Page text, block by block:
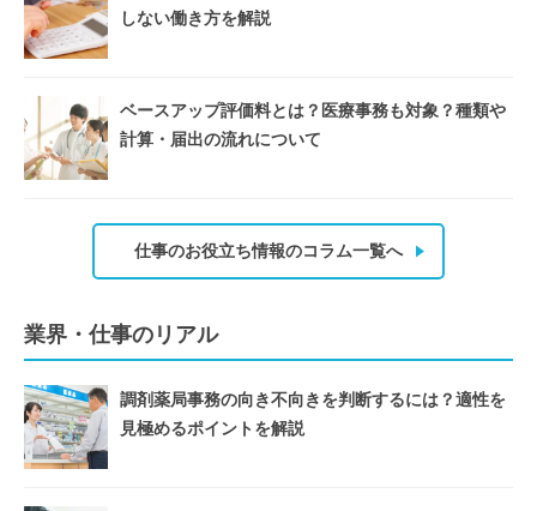
しない働き方を解説
ベースアップ評価料とは？医療事務も対象？種類や
計算・届出の流れについて
仕事のお役立ち情報のコラム一覧へ
業界・仕事のリアル
調剤薬局事務の向き不向きを判断するには？適性を
見極めるポイントを解説